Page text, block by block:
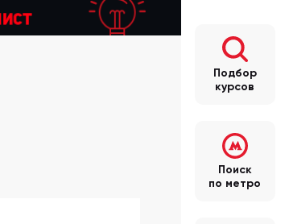
Подбор
курсов
Поиск
по метро